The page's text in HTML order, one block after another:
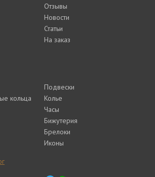
кольца
Подвески
Колье
Часы
Бижутерия
Брелоки
Иконы
Отзывы
Новости
Статьи
На заказ